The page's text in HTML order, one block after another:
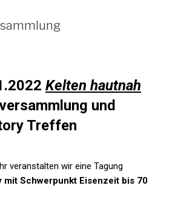
Kelten hautnah
und
Treffen
veranstalten wir eine Tagung
mit Schwerpunkt Eisenzeit bis 70